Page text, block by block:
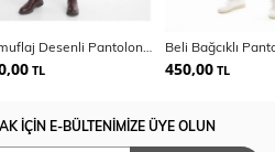
TL 450,00 TL
İÇİN E-BÜLTENİMİZE ÜYE OLUN